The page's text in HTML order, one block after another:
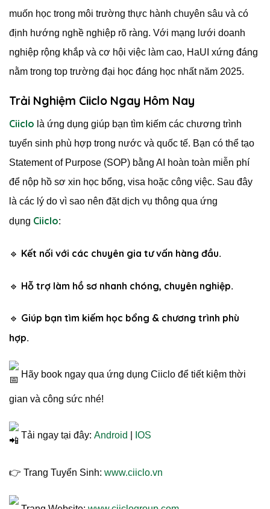
muốn học trong môi trường thực hành chuyên sâu và có
định hướng nghề nghiệp rõ ràng. Với mạng lưới doanh
nghiệp rộng khắp và cơ hội việc làm cao, HaUI xứng đáng
nằm trong top trường đại học đáng học nhất năm 2025.
Trải Nghiệm Ciiclo Ngay Hôm Nay
Ciiclo là ứng dụng giúp bạn tìm kiếm các chương trình
tuyển sinh phù hợp trong nước và quốc tế. Bạn có thể tạo
Statement of Purpose (SOP) bằng AI hoàn toàn miễn phí
để nộp hồ sơ xin học bổng, visa hoặc công việc. Sau đây
là các lý do vì sao nên đặt dịch vụ thông qua ứng
dụng Ciiclo:
🔹 Kết nối với các chuyên gia tư vấn hàng đầu.
🔹 Hỗ trợ làm hồ sơ nhanh chóng, chuyên nghiệp.
🔹 Giúp bạn tìm kiếm học bổng & chương trình phù
hợp.
Hãy book ngay qua ứng dụng Ciiclo để tiết kiệm thời
gian và công sức nhé!
Tải ngay tại đây: Android IOS
👉 Trang Tuyển Sinh: www.ciiclo.vn